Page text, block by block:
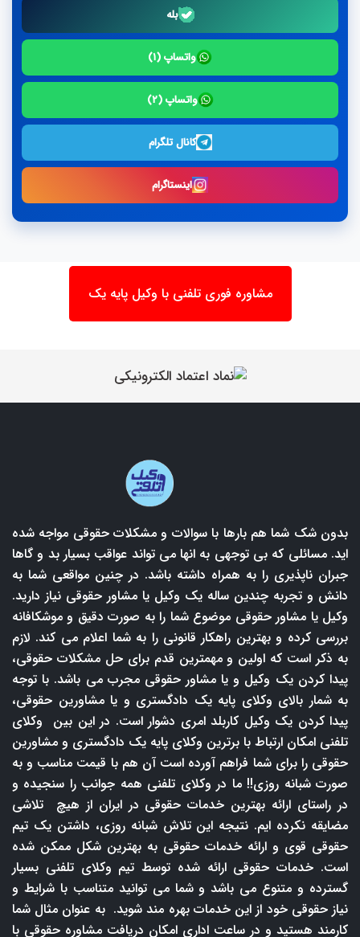
بله
واتساپ (۱)
واتساپ (۲)
کانال تلگرام
اینستاگرام
مشاوره فوری تلفنی با وکیل پایه یک
بدون شک شما هم بارها با سوالات و مشکلات حقوقی مواجه شده
اید. مسائلی که بی توجهی به انها می تواند عواقب بسیار بد و گاها
جبران ناپذیری را به همراه داشته باشد. در چنین مواقعی شما به
دانش و تجربه چندین ساله یک وکیل یا مشاور حقوقی نیاز دارید.
وکیل یا مشاور حقوقی موضوع شما را به صورت دقیق و موشکافانه
بررسی کرده و بهترین راهکار قانونی را به شما اعلام می کند. لازم
به ذکر است که اولین و مهمترین قدم برای حل مشکلات حقوقی،
پیدا کردن یک وکیل و یا مشاور حقوقی مجرب می باشد. با توجه
به شمار بالای وکلای پایه یک دادگستری و یا مشاورین حقوقی،
پیدا کردن یک وکیل کاربلد امری دشوار است. در این بین وکلای
تلفنی امکان ارتباط با برترین وکلای پایه یک دادگستری و مشاورین
حقوقی را برای شما فراهم آورده است آن هم با قیمت مناسب و به
صورت شبانه روزی!! ما در وکلای تلفنی همه جوانب را سنجیده و
در راستای ارائه بهترین خدمات حقوقی در ایران از هیچ تلاشی
مضایقه نکرده ایم. نتیجه این تلاش شبانه روزی، داشتن یک تیم
حقوقی قوی و ارائه خدمات حقوقی به بهترین شکل ممکن شده
است. خدمات حقوقی ارائه شده توسط تیم وکلای تلفنی بسیار
گسترده و متنوع می باشد و شما می توانید متناسب با شرایط و
نیاز حقوقی خود از این خدمات بهره مند شوید. به عنوان مثال شما
کارمند هستید و در ساعت اداری امکان دریافت مشاوره حقوقی با